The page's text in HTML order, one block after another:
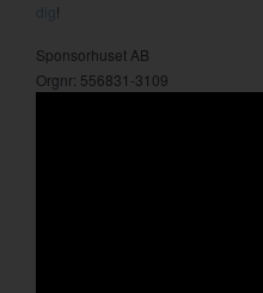
!
Sponsorhuset AB
Orgnr: 556831-3109